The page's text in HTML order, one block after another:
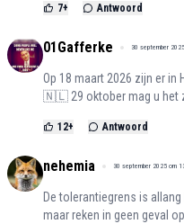
7+ Antwoord
01Gafferke 30 september
Op 18 maart 2026 zijn er
🇳🇱 29 oktober mag u
12+ Antwoord
nehemia 30 september 2025 om
De tolerantiegrens is
maar reken in geen geval